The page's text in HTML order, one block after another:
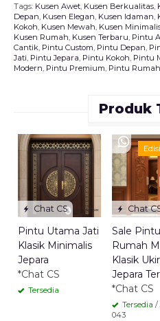
Tags: Kusen Awet, Kusen Berkualitas,
Depan, Kusen Elegan, Kusen Idaman,
Kokoh, Kusen Mewah, Kusen
Kusen Rumah, Kusen Terbaru, Pintu
Cantik, Pintu Custom, Pintu Depan,
Jati, Pintu Jepara, Pintu Kokoh, Pintu
Modern, Pintu Premium, Pintu Rumah
Produk
Chat CS
Pintu Utama Jati
Klasik Minimalis
Jepara
*Chat CS
Tersedia
Chat
Sale Pintu
Rumah
Klasik
Jepara
*Chat CS
Tersedia /
043